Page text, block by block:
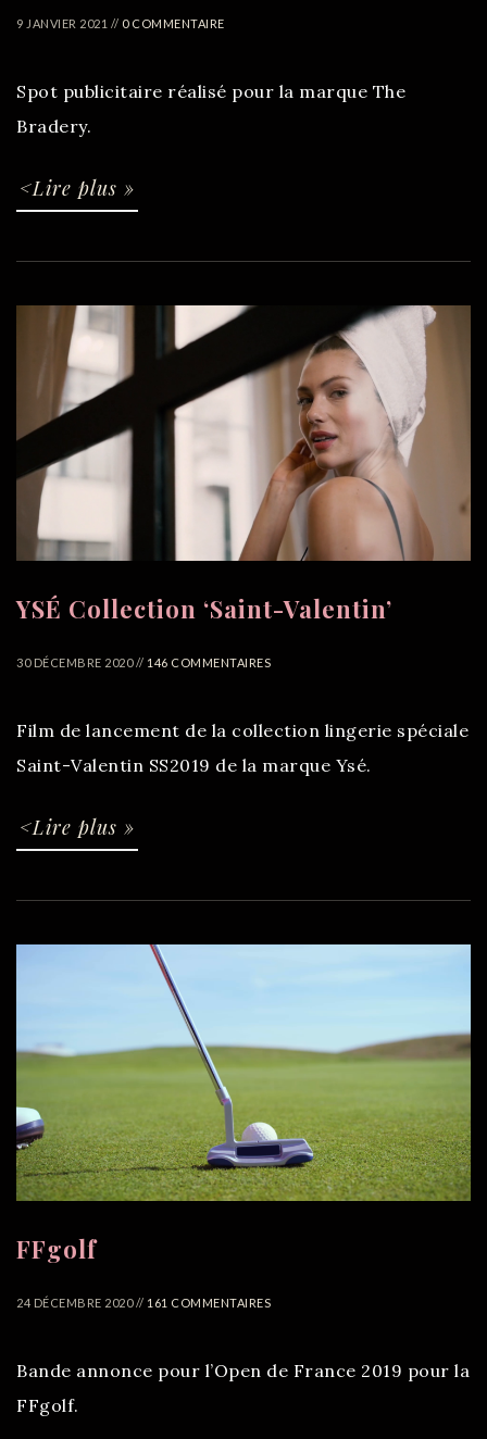
9 JANVIER 2021 // 0 COMMENTAIRE
Spot publicitaire réalisé pour la marque The
Bradery.
<Lire plus »
YSÉ Collection ‘Saint-Valentin’
30 DÉCEMBRE 2020 // 146 COMMENTAIRES
Film de lancement de la collection lingerie spéciale
Saint-Valentin SS2019 de la marque Ysé.
<Lire plus »
FFgolf
24 DÉCEMBRE 2020 // 161 COMMENTAIRES
Bande annonce pour l’Open de France 2019 pour la
FFgolf.